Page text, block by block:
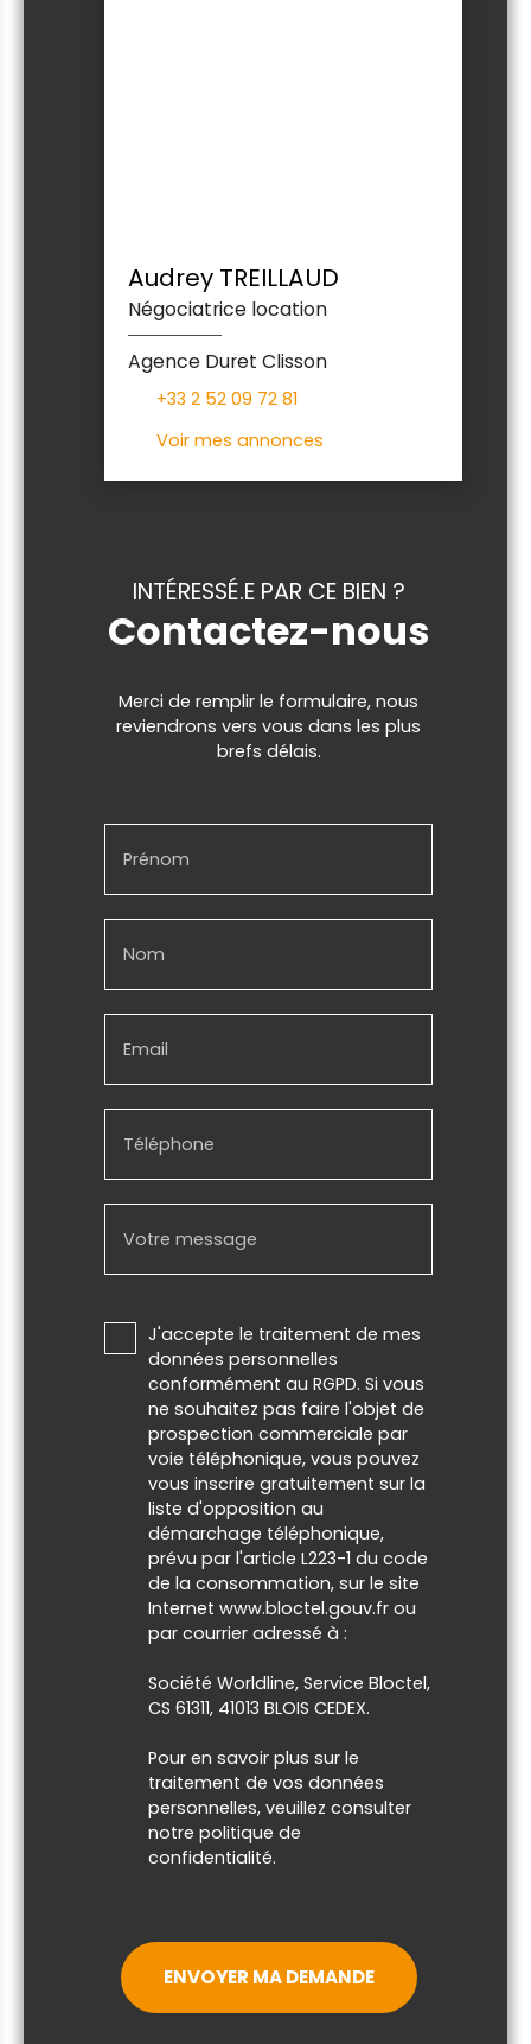
Audrey TREILLAUD
Négociatrice location
Agence Duret Clisson
+33 2 52 09 72 81
Voir mes annonces
INTÉRESSÉ.E PAR CE BIEN ?
Contactez-nous
Merci de remplir le formulaire, nous
reviendrons vers vous dans les plus
brefs délais.
Prénom
Nom
Email
Téléphone
Votre message
J'accepte le traitement de mes
données personnelles
conformément au RGPD. Si vous
ne souhaitez pas faire l'objet de
prospection commerciale par
voie téléphonique, vous pouvez
vous inscrire gratuitement sur la
liste d'opposition au
démarchage téléphonique,
prévu par l'article L223-1 du code
de la consommation, sur le site
Internet www.bloctel.gouv.fr ou
par courrier adressé à :
Société Worldline, Service Bloctel,
CS 61311, 41013 BLOIS CEDEX.
Pour en savoir plus sur le
traitement de vos données
personnelles, veuillez consulter
notre politique de
confidentialité.
ENVOYER MA DEMANDE